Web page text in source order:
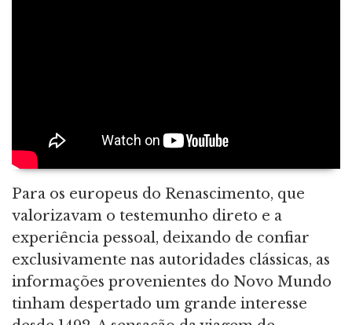
Para os europeus do Renascimento, que
valorizavam o testemunho direto e a
experiência pessoal, deixando de confiar
exclusivamente nas autoridades clássicas, as
informações provenientes do Novo Mundo
tinham despertado um grande interesse